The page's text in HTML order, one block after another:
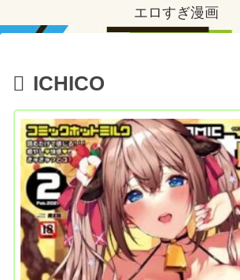
エロすぎ漫画
ICHICO